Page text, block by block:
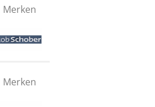
Merken
Merken